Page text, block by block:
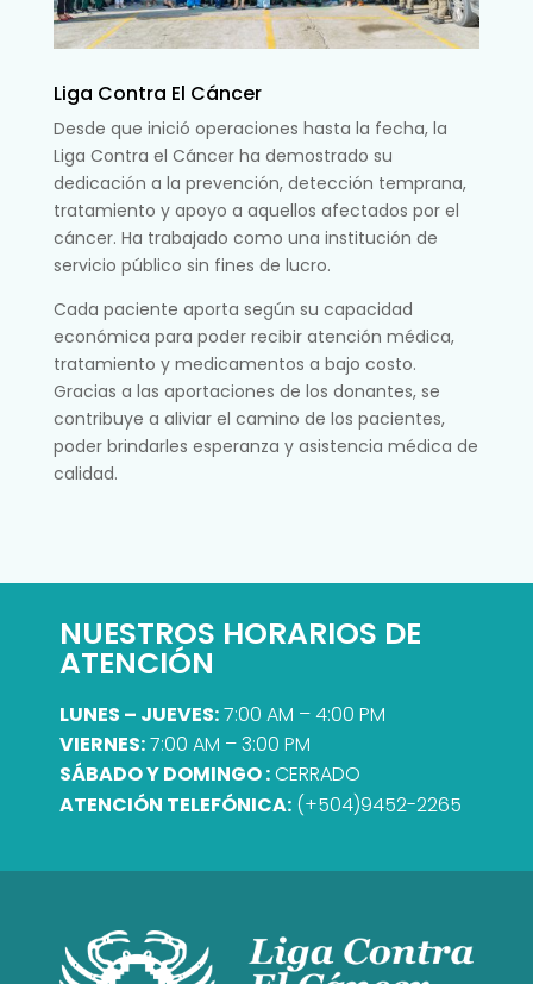
Liga Contra El Cáncer
Desde que inició operaciones hasta la fecha, la
Liga Contra el Cáncer ha demostrado su
dedicación a la prevención, detección temprana,
tratamiento y apoyo a aquellos afectados por el
cáncer. Ha trabajado como una institución de
servicio público sin fines de lucro.
Cada paciente aporta según su capacidad
económica para poder recibir atención médica,
tratamiento y medicamentos a bajo costo.
Gracias a las aportaciones de los donantes, se
contribuye a aliviar el camino de los pacientes,
poder brindarles esperanza y asistencia médica de
calidad.
NUESTROS HORARIOS DE
ATENCIÓN
LUNES – JUEVES:7:00 AM – 4:00 PM
VIERNES:7:00 AM – 3:00 PM
SÁBADO Y DOMINGO :CERRADO
ATENCIÓN TELEFÓNICA: (+504)9452-2265